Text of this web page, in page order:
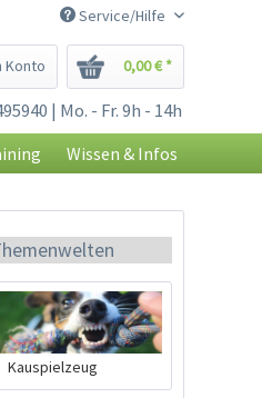
Service/Hilfe
Konto 0,00 € *
| Mo. - Fr. 9h - 14h
Wissen & Infos
Kauspielzeug